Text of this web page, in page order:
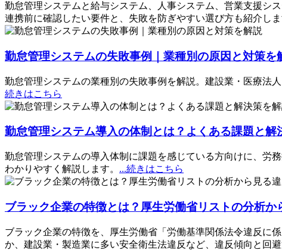
勤怠管理システムと給与システム、人事システム、営業支援シ
連携前に確認したい要件と、失敗を防ぎやすい選び方も紹介しま
勤怠管理システムの失敗事例｜業種別の原因と対策を
勤怠管理システムの業種別の失敗事例を解説。建設業・医療法
続きはこちら
勤怠管理システム導入の体制とは？よくある課題と解
勤怠管理システムの導入体制に課題を感じている方向けに、労
わかりやすく解説します。 ...続きはこちら
ブラック企業の特徴とは？厚生労働省リストの分析か
ブラック企業の特徴を、厚生労働省「労働基準関係法令違反に
か、建設業・製造業に多い安全衛生法違反など、違反傾向と回